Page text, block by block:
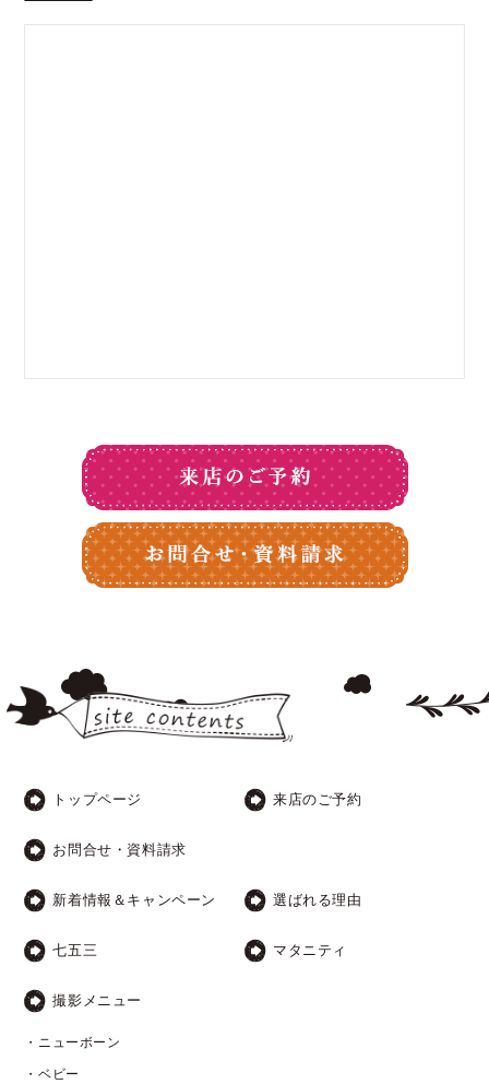
トップページ 来店のご予約
お問合せ・資料請求
新着情報＆キャンペーン 選ばれる理由
七五三 マタニティ
撮影メニュー
・ニューボーン
・ベビー